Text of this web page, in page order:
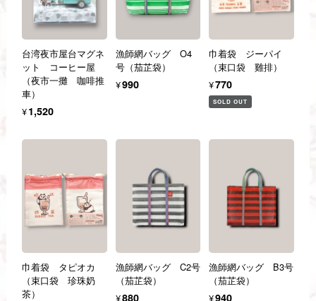
台湾夜市屋台マグネ
ット コーヒー屋
（夜市一攤 咖啡推
車）
¥1,520
漁師網バッグ O4
号（茄芷袋）
¥990
巾着袋 ジーパイ
（束口袋 雞排）
¥770
SOLD OUT
巾着袋 タピオカ
（束口袋 珍珠奶
茶）
漁師網バッグ C2号
（茄芷袋）
¥880
漁師網バッグ B3号
（茄芷袋）
¥940